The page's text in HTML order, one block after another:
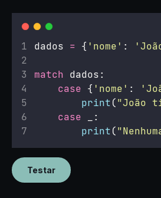
dados = { ' nome ' : '
match dados:
case { ' nome ' : '
print("João
case _:
print("
Testar